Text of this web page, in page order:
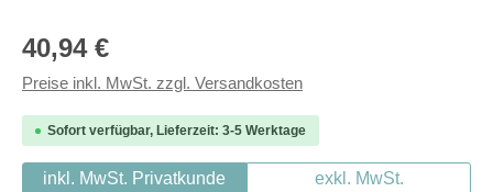
Regulärer Preis:
40,94 €
Preise inkl. MwSt. zzgl. Versandkosten
Sofort verfügbar, Lieferzeit: 3-5 Werktage
inkl. MwSt. Privatkunde
exkl. MwSt.